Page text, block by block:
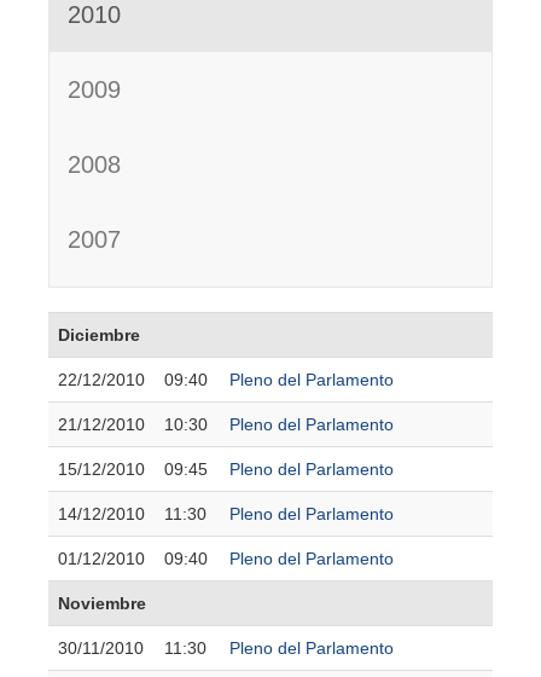
2010
2009
2008
2007
Diciembre
22/12/2010 09:40 Pleno del Parlamento
21/12/2010 10:30 Pleno del Parlamento
15/12/2010 09:45 Pleno del Parlamento
14/12/2010 11:30 Pleno del Parlamento
01/12/2010 09:40 Pleno del Parlamento
Noviembre
30/11/2010 11:30 Pleno del Parlamento